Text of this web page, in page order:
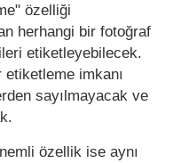
özelliği
herhangi bir fotoğraf
etiketleyebilecek.
imkanı
sayılmayacak ve
özellik ise aynı